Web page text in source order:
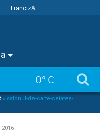
Franciză
0° C
» salonul-de-carte-cetatea-